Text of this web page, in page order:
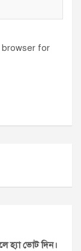
browser for
হ্যা ভোট দিন।